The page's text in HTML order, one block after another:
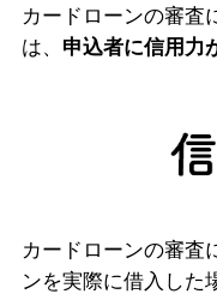
カードローンの審査
は、 申込者に信用力
カードローンの審査
ンを実際に借入した